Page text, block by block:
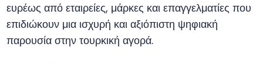
ευρέως από εταιρείες, μάρκες και επαγγελματίες που
επιδιώκουν μια ισχυρή και αξιόπιστη ψηφιακή
παρουσία στην τουρκική αγορά.